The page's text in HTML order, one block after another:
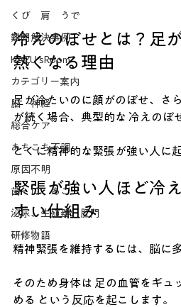
くび 肩 うで
難問解決事例
KAZU’sRoom
カテゴリー案内
脳 神経
総合ケア
あちこち不調
原因不明
歯 口 あご
泌尿、生殖器、肛門
研修物語
冷えのぼせとは？足
熱くなる理由
足が冷たいのに顔がのぼせ、さ
が続く場合、典型的な 冷えのぼ
とくに精神的な緊張が強い人に
緊張が強い人ほど冷
すい仕組み
精神緊張を維持するには、脳に
そのため身体は 足の血管をギュ
める という反応を起こします。